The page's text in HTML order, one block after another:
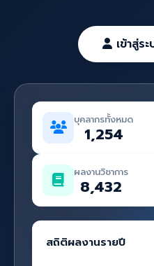
ติดต่
เข้าสู่ร
บุคลากรทั้งหมด
1,254
ผลงานวิชาการ
8,432
สถิติผลงานรายปี